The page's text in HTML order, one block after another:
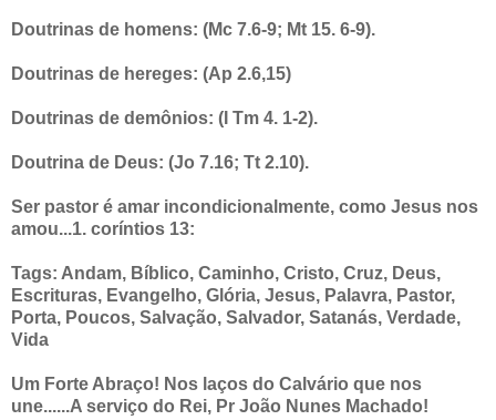
Doutrinas de homens: (Mc 7.6-9; Mt 15. 6-9).
Doutrinas de hereges: (Ap 2.6,15)
Doutrinas de demônios: (I Tm 4. 1-2).
Doutrina de Deus: (Jo 7.16; Tt 2.10).
Ser pastor é amar incondicionalmente, como Jesus nos
amou...1. coríntios 13:
Tags: Andam, Bíblico, Caminho, Cristo, Cruz, Deus,
Escrituras, Evangelho, Glória, Jesus, Palavra, Pastor,
Porta, Poucos, Salvação, Salvador, Satanás, Verdade,
Vida
Um Forte Abraço! Nos laços do Calvário que nos
une......A serviço do Rei, Pr João Nunes Machado!